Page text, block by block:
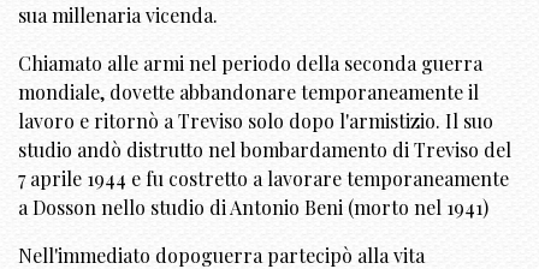
sua millenaria vicenda.
Chiamato alle armi nel periodo della seconda guerra
mondiale, dovette abbandonare temporaneamente il
lavoro e ritornò a Treviso solo dopo l'armistizio. Il suo
studio andò distrutto nel bombardamento di Treviso del
7 aprile 1944 e fu costretto a lavorare temporaneamente
a Dosson nello studio di Antonio Beni (morto nel 1941)
Nell'immediato dopoguerra partecipò alla vita